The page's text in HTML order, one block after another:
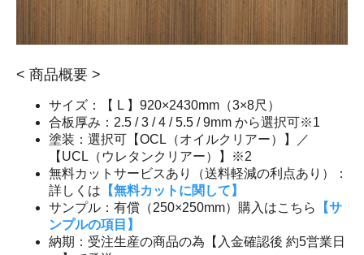
< 商品概要 >
サイズ：【 L 】920×2430mm（3×8尺）
合板厚み：2.5 / 3 / 4 / 5.5 / 9mm から選択可※1
塗装：選択可【OCL（オイルクリアー）】／
【UCL（ウレタンクリアー）】※2
無料カットサービスあり（送料軽減の利点あり）：
詳しくは 【無料カットに関して】
サンプル：有償（250×250mm）購入はこちら
【サ
ンプルの項目】
納期：受注生産の商品の為【入金確認後 約5営業日